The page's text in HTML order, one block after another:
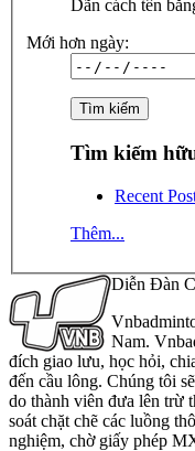
Dãn cách tên
Mới hơn ngày:
Tìm kiếm
Recent
Thêm...
Diễn Đàn
Nam.
đích giao lưu, học hỏi,
đến cầu lông. Chúng tôi
do thành viên đưa lên trừ
soát chặt chẽ các luồng
nghiệm, chờ giấy phép